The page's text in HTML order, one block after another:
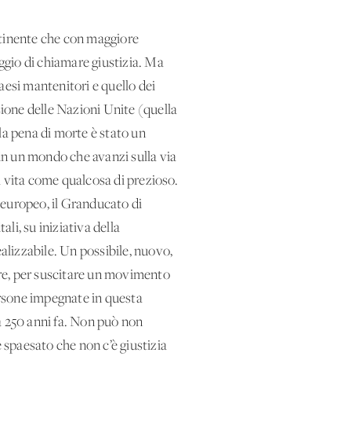
che con maggiore
di chiamare giustizia. Ma
mantenitori e quello dei
delle Nazioni Unite (quella
pena di morte è stato un
un mondo che avanzi sulla via
come qualcosa di prezioso.
il Granducato di
su iniziativa della
Un possibile, nuovo,
per suscitare un movimento
impegnate in questa
anni fa. Non può non
che non c’è giustizia